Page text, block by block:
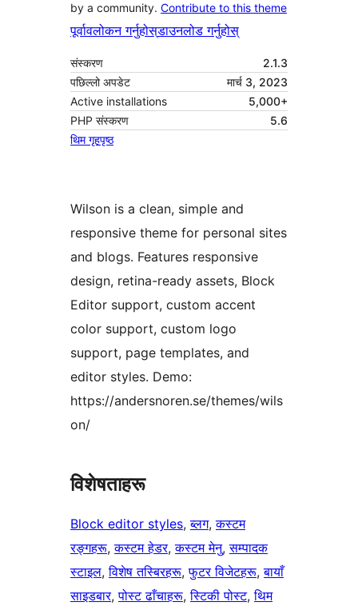
by a community. Contribute to this theme
पूर्वावलोकन गर्नुहोस्डाउनलोड गर्नुहोस्
संस्करण
2.1.3
पछिल्लो अपडेट
मार्च 3, 2023
Active installations
5,000+
PHP संस्करण
5.6
थिम गृहपृष्ठ
Wilson is a clean, simple and
responsive theme for personal sites
and blogs. Features responsive
design, retina-ready assets, Block
Editor support, custom accent
color support, custom logo
support, page templates, and
editor styles. Demo:
https://andersnoren.se/themes/wils
on/
विशेषताहरू
Block editor styles, ब्लग, कस्टम
रङ्गहरू, कस्टम हेडर, कस्टम मेनु, सम्पादक
स्टाइल, विशेष तस्बिरहरू, फुटर विजेटहरू, बायाँ
साइडबार, पोस्ट ढाँचाहरू, स्टिकी पोस्ट, थिम